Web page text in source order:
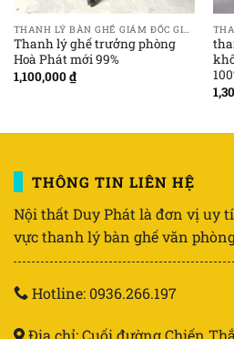
Thanh lý ghế trưởng phòng
Hoà Phát mới 99%
1,100,000₫
THÔNG TIN LIÊN HỆ
Nội thất Duy Phát là đơn vị uy
vực thanh lý bàn ghế văn
Hotline: 0936.266.197
Địa chỉ: Cuối đường Chiến